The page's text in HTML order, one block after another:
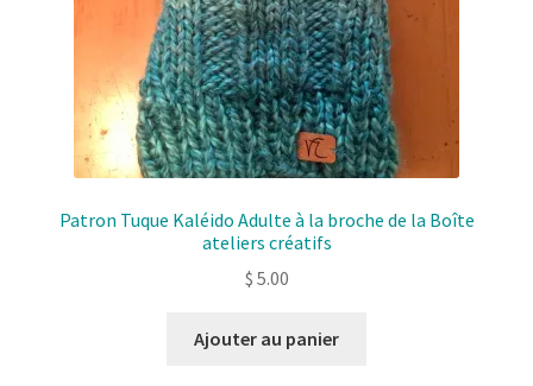
Patron Tuque Kaléido Adulte à la broche de la Boîte
ateliers créatifs
$ 5.00
Ajouter au panier